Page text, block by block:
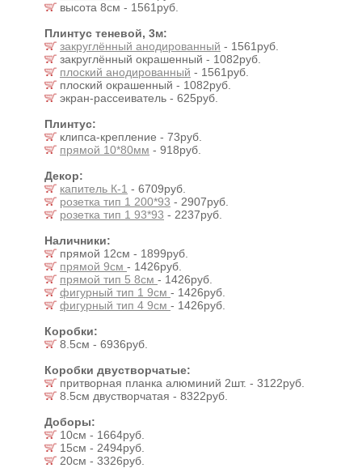
высота 8см - 1561руб.
Плинтус теневой, 3м:
закруглённый анодированный - 1561руб.
закруглённый окрашенный - 1082руб.
плоский анодированный - 1561руб.
плоский окрашенный - 1082руб.
экран-рассеиватель - 625руб.
Плинтус:
клипса-крепление - 73руб.
прямой 10*80мм - 918руб.
Декор:
капитель К-1 - 6709руб.
розетка тип 1 200*93 - 2907руб.
розетка тип 1 93*93 - 2237руб.
Наличники:
прямой 12см - 1899руб.
прямой 9см - 1426руб.
прямой тип 5 8см - 1426руб.
фигурный тип 1 9см - 1426руб.
фигурный тип 4 9см - 1426руб.
Коробки:
8.5см - 6936руб.
Коробки двустворчатые:
притворная планка алюминий 2шт. - 3122руб.
8.5см двустворчатая - 8322руб.
Доборы:
10см - 1664руб.
15см - 2494руб.
20см - 3326руб.